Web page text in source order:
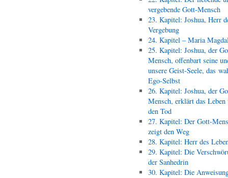
vergebende Gott-Mensch
23. Kapitel: Joshua, Herr
Vergebung
24. Kapitel – Maria
25. Kapitel: Joshua, der
Mensch, offenbart seine
unsere Geist-Seele, das
Ego-Selbst
26. Kapitel: Joshua, der
Mensch, erklärt das Leben
den Tod
27. Kapitel: Der Gott-
zeigt den Weg
28. Kapitel: Herr des
29. Kapitel: Die
der Sanhedrin
30. Kapitel: Die